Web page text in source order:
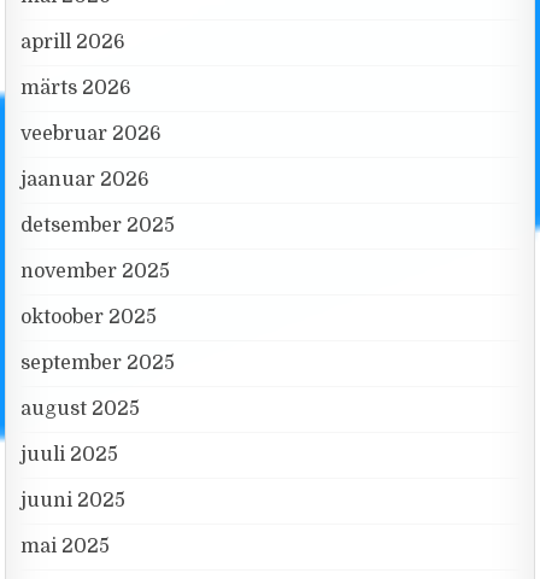
aprill 2026
märts 2026
veebruar 2026
jaanuar 2026
detsember 2025
november 2025
oktoober 2025
september 2025
august 2025
juuli 2025
juuni 2025
mai 2025